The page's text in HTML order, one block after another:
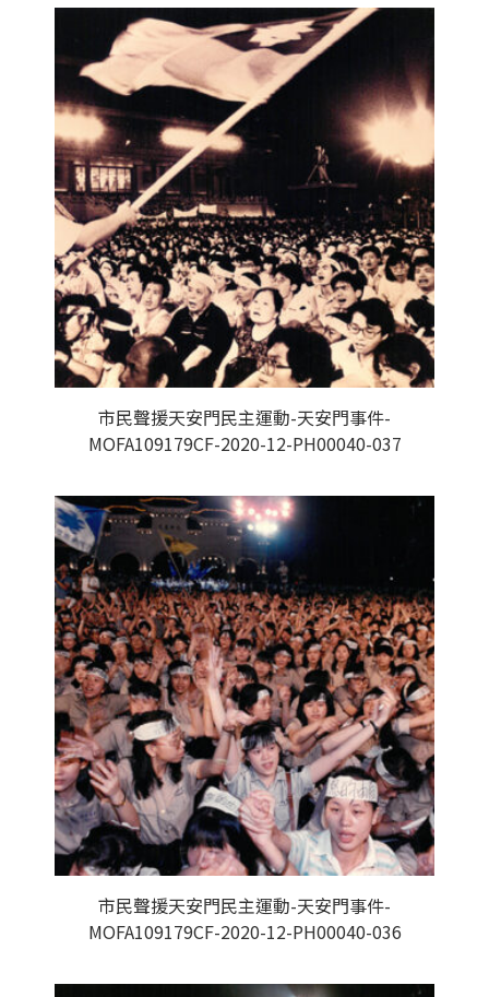
市民聲援天安門民主運動-天安門事件-
MOFA109179CF-2020-12-PH00040-037
市民聲援天安門民主運動-天安門事件-
MOFA109179CF-2020-12-PH00040-036